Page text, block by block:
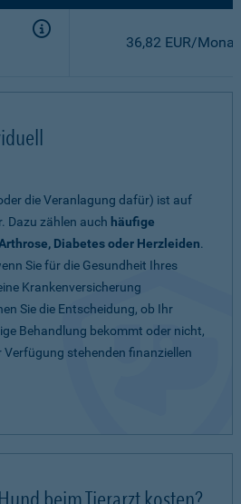
36,82 EUR/Monat
die Veranlagung dafür) ist auf
Dazu zählen auch häufige
Diabetes oder Herzleiden.
Sie für die Gesundheit Ihres
Krankenversicherung
Sie die Entscheidung, ob Ihr
Behandlung bekommt oder nicht,
stehenden finanziellen